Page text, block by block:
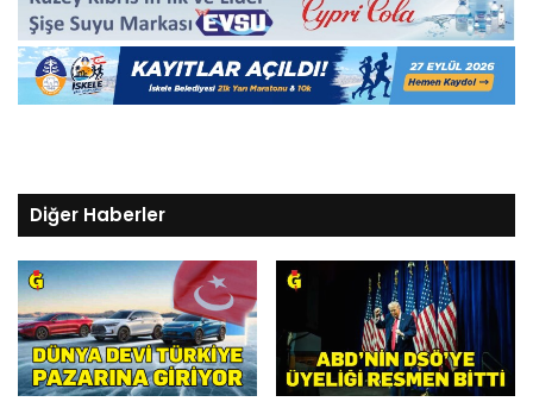
Diğer Haberler